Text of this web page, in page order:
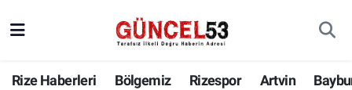
Rize Haberleri Bölgemiz Rizespor Artvin